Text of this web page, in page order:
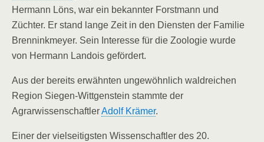
Hermann Löns, war ein bekannter Forstmann und
Züchter. Er stand lange Zeit in den Diensten der Familie
Brenninkmeyer. Sein Interesse für die Zoologie wurde
von Hermann Landois gefördert.
Aus der bereits erwähnten ungewöhnlich waldreichen
Region Siegen-Wittgenstein stammte der
AgrarwissenschaftlerAdolf Krämer.
Einer der vielseitigsten Wissenschaftler des 20.